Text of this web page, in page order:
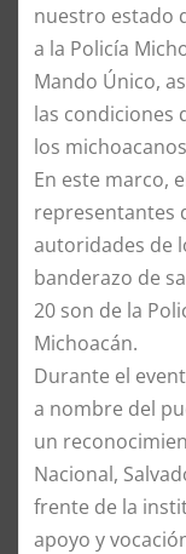
nuestro estado
a la Policía
Mando Único,
las condiciones
los
En este marco,
representantes
autoridades de
banderazo de
20 son de la
Michoacán.
Durante el
a nombre del
un
Nacional,
frente de la
apoyo y